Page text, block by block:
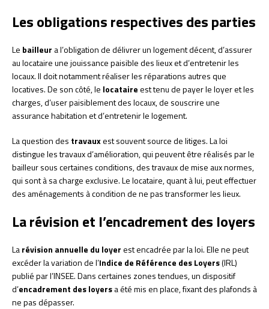
Les obligations respectives des parties
Le bailleur a l’obligation de délivrer un logement décent, d’assurer
au locataire une jouissance paisible des lieux et d’entretenir les
locaux. Il doit notamment réaliser les réparations autres que
locatives. De son côté, le locataireest tenu de payer le loyer et les
charges, d’user paisiblement des locaux, de souscrire une
assurance habitation et d’entretenir le logement.
La question des travauxest souvent source de litiges. La loi
distingue les travaux d’amélioration, qui peuvent être réalisés par le
bailleur sous certaines conditions, des travaux de mise aux normes,
qui sont à sa charge exclusive. Le locataire, quant à lui, peut effectuer
des aménagements à condition de ne pas transformer les lieux.
La révision et l’encadrement des loyers
Larévision annuelle du loyerest encadrée par la loi. Elle ne peut
excéder la variation de l’Indice de Référence des Loyers(IRL)
publié par l’INSEE. Dans certaines zones tendues, un dispositif
d’encadrement des loyersa été mis en place, fixant des plafonds à
ne pas dépasser.